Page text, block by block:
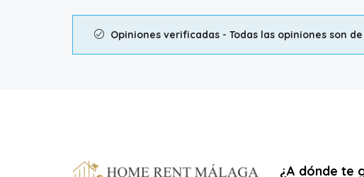
Opiniones verificadas - Todas las opiniones son
¿A dónde te